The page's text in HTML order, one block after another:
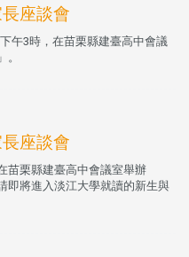
座談會
午3時，在苗栗縣建臺高中會議
座談會
苗栗縣建臺高中會議室舉辦
即將進入淡江大學就讀的新生與